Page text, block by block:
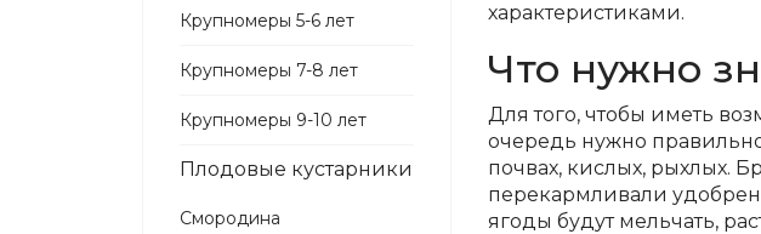
Крупномеры 5-6 лет
Крупномеры 7-8 лет
Крупномеры 9-10 лет
Плодовые кустарники
Смородина
характеристиками.
Что нужно
Для того, чтобы иметь
очередь нужно правильно
почвах, кислых, рыхлых.
перекармливали
ягоды будут мельчать,